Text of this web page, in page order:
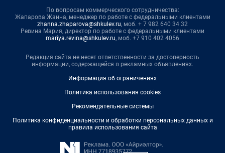
По вопросам коммерческого сотрудничества:
Жапарова Жанна, менеджер по работе с федеральными клиентами
zhanna.zhaparova@shkulev.ru, моб. + 7 982 640 34 32
Ревина Мария, директор по работе с федеральными клиентами
mariya.revina@shkulev.ru, моб. +7 910 402 4056
Редакция сайта не несет ответственности за достоверность
информации, содержащейся в рекламных объявлениях.
Информация об ограничениях
Политика использования cookies
Рекомендательные системы
Политика конфиденциальности и обработки персональных данных и
правила использования сайта